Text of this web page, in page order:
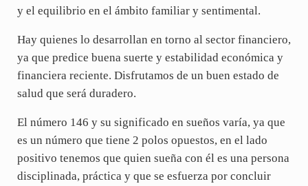
y el equilibrio en el ámbito familiar y sentimental.
Hay quienes lo desarrollan en torno al sector financiero,
ya que predice buena suerte y estabilidad económica y
financiera reciente. Disfrutamos de un buen estado de
salud que será duradero.
El número 146 y su significado en sueños varía, ya que
es un número que tiene 2 polos opuestos, en el lado
positivo tenemos que quien sueña con él es una persona
disciplinada, práctica y que se esfuerza por concluir